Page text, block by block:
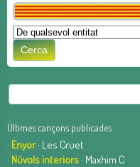
Últimes cançons publicades
· Enyor· Les Cruet
· Núvols interiors· Maxhim C